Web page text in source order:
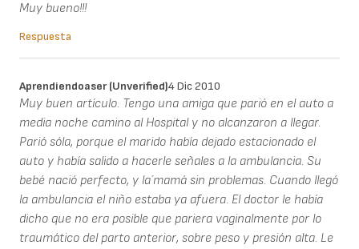
Muy bueno!!!
Respuesta
Aprendiendoaser (unverified)4 Dic 2010
Muy buen artículo. Tengo una amiga que parió en el auto a
media noche camino al Hospital y no alcanzaron a llegar.
Parió sóla, porque el marido había dejado estacionado el
auto y había salido a hacerle señales a la ambulancia. Su
bebé nació perfecto, y la´mamá sin problemas. Cuando llegó
la ambulancia el niño estaba ya afuera. El doctor le había
dicho que no era posible que pariera vaginalmente por lo
traumático del parto anterior, sobre peso y presión alta. Le